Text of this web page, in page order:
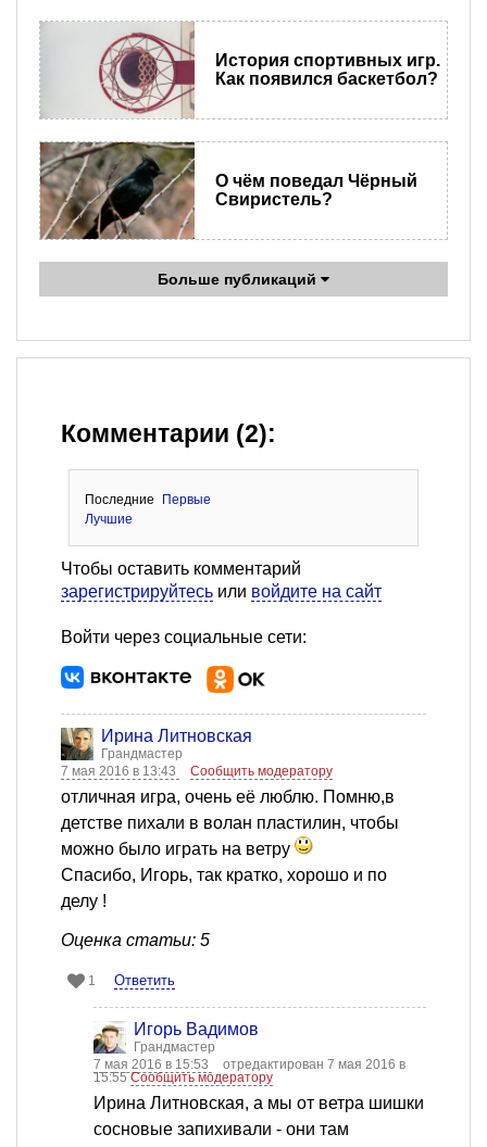
История спортивных игр.
Как появился баскетбол?
О чём поведал Чёрный
Свиристель?
Больше публикаций
Комментарии (2):
Последние
Первые
Лучшие
Чтобы оставить комментарий
зарегистрируйтесь или войдите на сайт
Войти через социальные сети:
Ирина Литновская
Грандмастер
7 мая 2016 в 13:43
Сообщить модератору
отличная игра, очень её люблю. Помню,в
детстве пихали в волан пластилин, чтобы
можно было играть на ветру
Спасибо, Игорь, так кратко, хорошо и по
делу !
Оценка статьи: 5
1 Ответить
Игорь Вадимов
Грандмастер
7 мая 2016 в 15:53
отредактирован 7 мая 2016 в
15:55Сообщить модератору
Ирина Литновская, а мы от ветра шишки
сосновые запихивали - они там